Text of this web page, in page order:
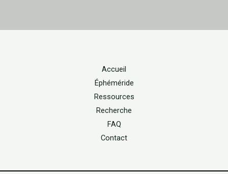
Accueil
Éphéméride
Ressources
Recherche
FAQ
Contact